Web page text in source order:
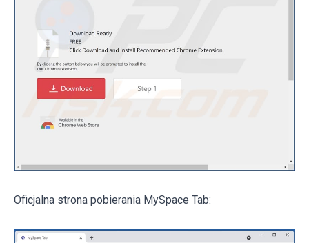
Oficjalna strona pobierania MySpace Tab: